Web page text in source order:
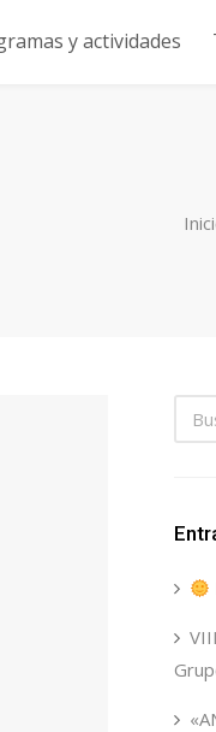
y actividades